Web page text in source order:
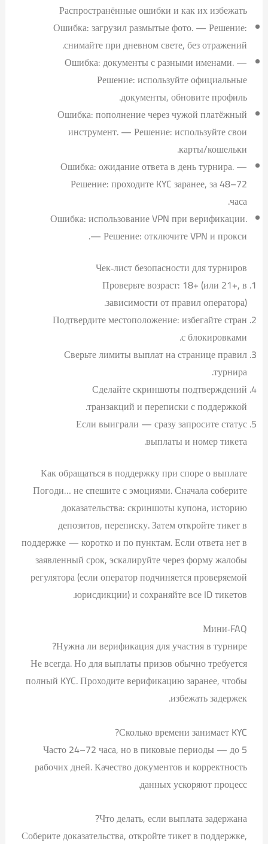
Распространённые ошибки и как их избежать
Ошибка: загрузил размытые фото. — Решение:
снимайте при дневном свете, без отражений.
Ошибка: документы с разными именами. —
Решение: используйте официальные
документы, обновите профиль.
Ошибка: пополнение через чужой платёжный
инструмент. — Решение: используйте свои
карты/кошельки.
Ошибка: ожидание ответа в день турнира. —
Решение: проходите KYC заранее, за 48–72
часа.
Ошибка: использование VPN при верификации.
— Решение: отключите VPN и прокси.
Чек‑лист безопасности для турниров
Проверьте возраст: 18+ (или 21+, в
зависимости от правил оператора).
Подтвердите местоположение: избегайте стран
с блокировками.
Сверьте лимиты выплат на странице правил
турнира.
Сделайте скриншоты подтверждений
транзакций и переписки с поддержкой.
Если выиграли — сразу запросите статус
выплаты и номер тикета.
Как обращаться в поддержку при споре о выплате
Погоди… не спешите с эмоциями. Сначала соберите
доказательства: скриншоты купона, историю
депозитов, переписку. Затем откройте тикет в
поддержке — коротко и по пунктам. Если ответа нет в
заявленный срок, эскалируйте через форму жалобы
регулятора (если оператор подчиняется проверяемой
юрисдикции) и сохраняйте все ID тикетов.
Мини‑FAQ
Нужна ли верификация для участия в турнире?
Не всегда. Но для выплаты призов обычно требуется
полный KYC. Проходите верификацию заранее, чтобы
избежать задержек.
Сколько времени занимает KYC?
Часто 24–72 часа, но в пиковые периоды — до 5
рабочих дней. Качество документов и корректность
данных ускоряют процесс.
Что делать, если выплата задержана?
Соберите доказательства, откройте тикет в поддержке,